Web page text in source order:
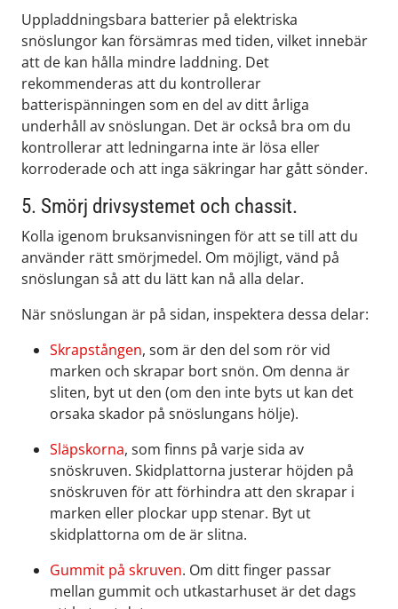
Uppladdningsbara batterier på elektriska
snöslungor kan försämras med tiden, vilket innebär
att de kan hålla mindre laddning. Det
rekommenderas att du kontrollerar
batterispänningen som en del av ditt årliga
underhåll av snöslungan. Det är också bra om du
kontrollerar att ledningarna inte är lösa eller
korroderade och att inga säkringar har gått sönder.
5. Smörj drivsystemet och chassit.
Kolla igenom bruksanvisningen för att se till att du
använder rätt smörjmedel. Om möjligt, vänd på
snöslungan så att du lätt kan nå alla delar.
När snöslungan är på sidan, inspektera dessa delar:
Skrapstången, som är den del som rör vid
marken och skrapar bort snön. Om denna är
sliten, byt ut den (om den inte byts ut kan det
orsaka skador på snöslungans hölje).
Släpskorna, som finns på varje sida av
snöskruven. Skidplattorna justerar höjden på
snöskruven för att förhindra att den skrapar i
marken eller plockar upp stenar. Byt ut
skidplattorna om de är slitna.
Gummit på skruven. Om ditt finger passar
mellan gummit och utkastarhuset är det dags